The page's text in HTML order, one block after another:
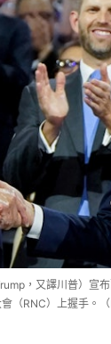
，又譯川普）宣
（RNC）上握手。（